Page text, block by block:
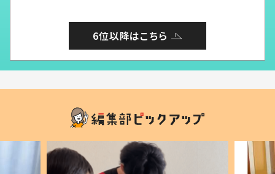
6位以降はこちら